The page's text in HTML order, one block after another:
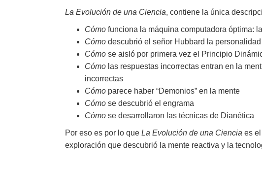
La Evolución de una Ciencia, contiene la única
Cómo funciona la máquina computadora óptima:
Cómo descubrió el señor Hubbard la
Cómo se aisló por primera vez el Principio
Cómo las respuestas incorrectas entran en la
incorrectas
Cómo parece haber “Demonios” en la mente
Cómo se descubrió el engrama
Cómo se desarrollaron las técnicas de Dianética
Por eso es por lo que La Evolución de una Ciencia es
exploración que descubrió la mente reactiva y la